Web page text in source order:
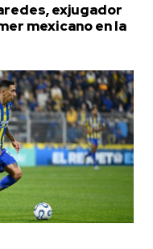
exjugador
mexicano en la